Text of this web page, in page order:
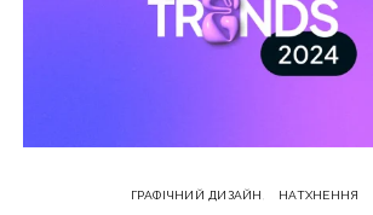
ГРАФІЧНИЙ ДИЗАЙН НАТХНЕННЯ